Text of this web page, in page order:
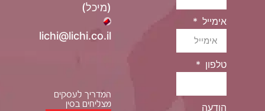
אימייל
טלפון
הודעה
(מיכל)
lichi@lichi.co.il
המדריך לעסקים
מצליחים בסין